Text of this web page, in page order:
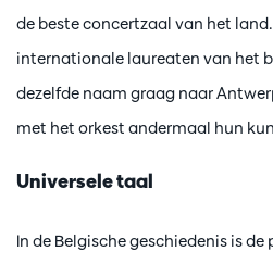
de beste concertzaal van het
internationale laureaten van het
dezelfde naam graag naar
met het orkest andermaal hun
Universele taal
In de Belgische geschiedenis is